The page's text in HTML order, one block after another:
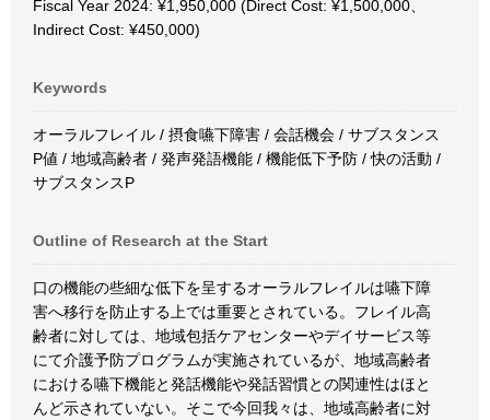
Fiscal Year 2024: ¥1,950,000 (Direct Cost: ¥1,500,000、
Indirect Cost: ¥450,000)
Keywords
オーラルフレイル / 摂食嚥下障害 / 会話機会 / サブスタンス
P値 / 地域高齢者 / 発声発語機能 / 機能低下予防 / 快の活動 /
サブスタンスP
Outline of Research at the Start
口の機能の些細な低下を呈するオーラルフレイルは嚥下障
害へ移行を防止する上では重要とされている。フレイル高
齢者に対しては、地域包括ケアセンターやデイサービス等
にて介護予防プログラムが実施されているが、地域高齢者
における嚥下機能と発話機能や発話習慣との関連性はほと
んど示されていない。そこで今回我々は、地域高齢者に対